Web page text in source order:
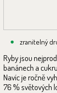
zranitelný
Ryby jsou
banánech a
Navíc je ročně
76 % světových